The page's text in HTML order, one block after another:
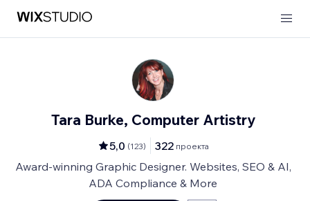
Tara Burke, Computer Artistry
5,0 (123) 322 проекта
Award-winning Graphic Designer. Websites, SEO & AI,
ADA Compliance & More